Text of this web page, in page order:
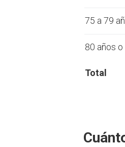
75 a 79
80 años o
Total